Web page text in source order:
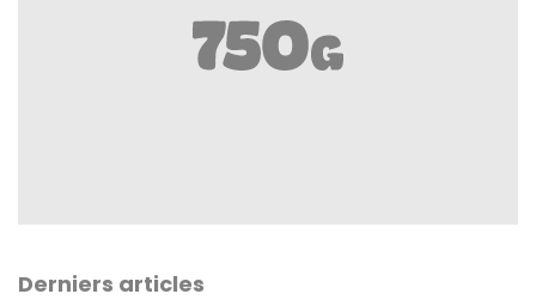
Derniers articles